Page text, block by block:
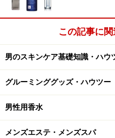
この記事に
男のスキンケア基礎知識・ハウ
グルーミンググッズ・ハウツー
男性用香水
メンズエステ・メンズスパ